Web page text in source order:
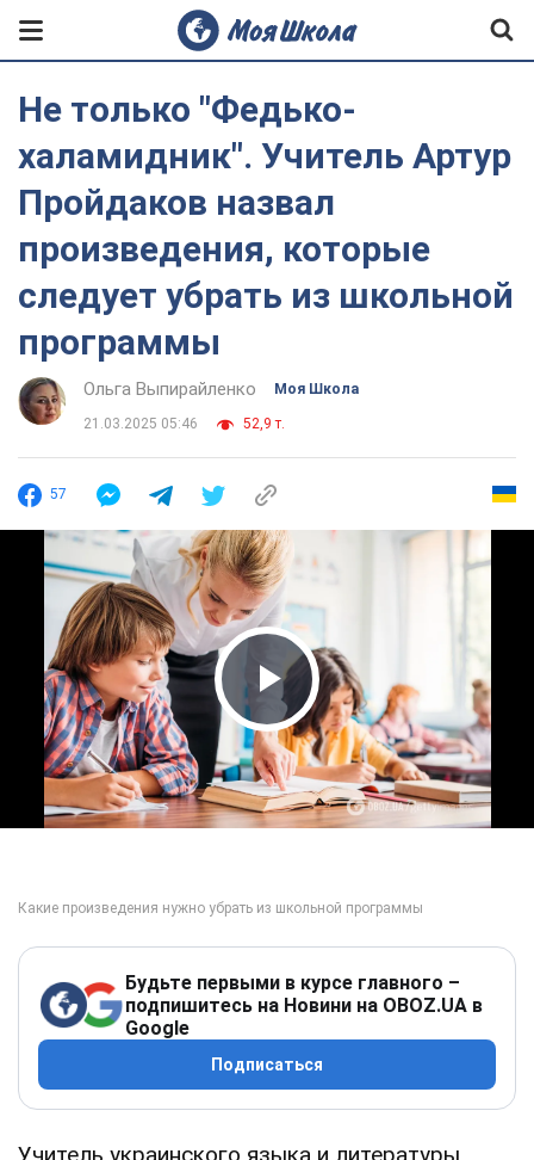
Не только "Федько-
халамидник". Учитель Артур
Пройдаков назвал
произведения, которые
следует убрать из школьной
программы
Ольга Выпирайленко Моя Школа
21.03.2025 05:46 52,9 т.
57
Play Video
Будьте первыми в курсе главного –
подпишитесь на Новини на OBOZ.UA в
Google
Подписаться
Учитель украинского языка и литературы